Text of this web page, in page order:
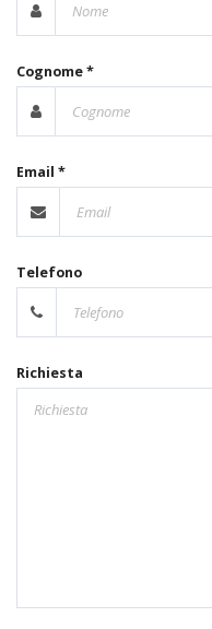
Cognome *
Email *
Telefono
Richiesta